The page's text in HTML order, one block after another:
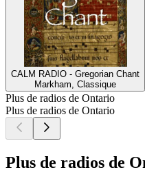
CALM RADIO - Gregorian Chant
Markham, Classique
Plus de radios de Ontario
Plus de radios de Ontario
Plus de radios de